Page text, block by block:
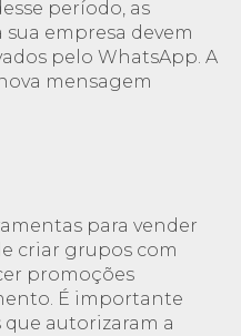
período, as
empresa devem
pelo WhatsApp. A
mensagem
para vender
criar grupos com
promoções
É importante
autorizaram a